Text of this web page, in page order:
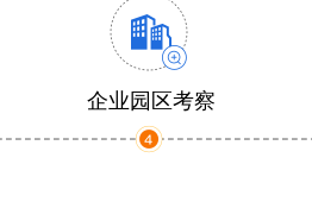
企业园区考察